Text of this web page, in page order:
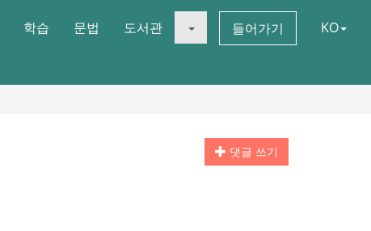
학습 문법 도서관 들어가기 KO
댓글 쓰기